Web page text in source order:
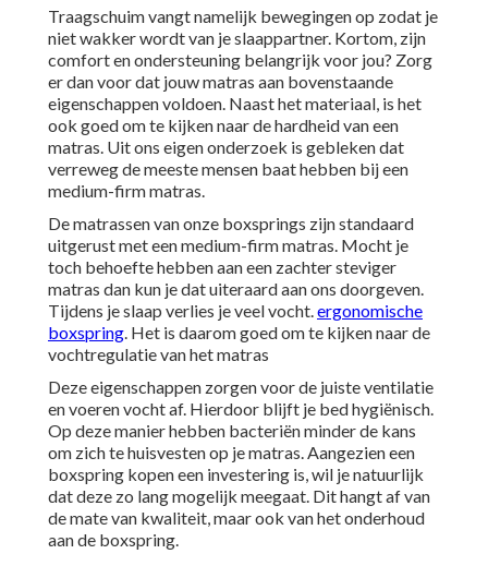
Traagschuim vangt namelijk bewegingen op zodat je
niet wakker wordt van je slaappartner. Kortom, zijn
comfort en ondersteuning belangrijk voor jou? Zorg
er dan voor dat jouw matras aan bovenstaande
eigenschappen voldoen. Naast het materiaal, is het
ook goed om te kijken naar de hardheid van een
matras. Uit ons eigen onderzoek is gebleken dat
verreweg de meeste mensen baat hebben bij een
medium-firm matras.
De matrassen van onze boxsprings zijn standaard
uitgerust met een medium-firm matras. Mocht je
toch behoefte hebben aan een zachter steviger
matras dan kun je dat uiteraard aan ons doorgeven.
Tijdens je slaap verlies je veel vocht.ergonomische
boxspring. Het is daarom goed om te kijken naar de
vochtregulatie van het matras
Deze eigenschappen zorgen voor de juiste ventilatie
en voeren vocht af. Hierdoor blijft je bed hygiënisch.
Op deze manier hebben bacteriën minder de kans
om zich te huisvesten op je matras. Aangezien een
boxspring kopen een investering is, wil je natuurlijk
dat deze zo lang mogelijk meegaat. Dit hangt af van
de mate van kwaliteit, maar ook van het onderhoud
aan de boxspring.